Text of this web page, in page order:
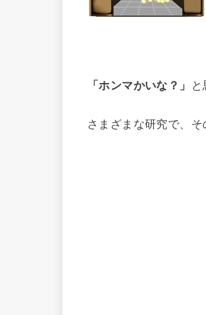
「ホンマかいな？」
さまざまな研究で、そ